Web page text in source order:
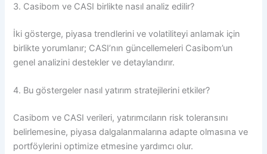
3. Casibom ve CASI birlikte nasıl analiz edilir?
İki gösterge, piyasa trendlerini ve volatiliteyi anlamak için
birlikte yorumlanır; CASI’nın güncellemeleri Casibom’un
genel analizini destekler ve detaylandırır.
4. Bu göstergeler nasıl yatırım stratejilerini etkiler?
Casibom ve CASI verileri, yatırımcıların risk toleransını
belirlemesine, piyasa dalgalanmalarına adapte olmasına ve
portföylerini optimize etmesine yardımcı olur.